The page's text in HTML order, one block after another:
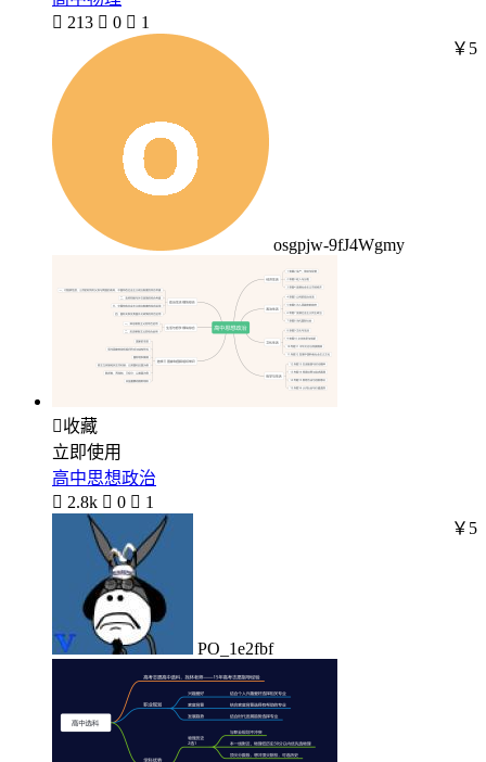
 213  0  1
osgpjw-9fJ4Wgmy
￥5
收藏
立即使用
高中思想政治
 2.8k  0  1
PO_1e2fbf
￥5